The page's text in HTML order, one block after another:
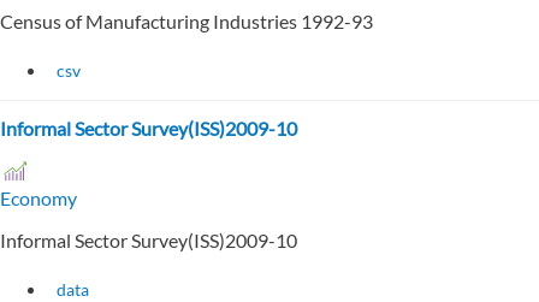
Census of Manufacturing Industries 1992-93
csv
Informal Sector Survey(ISS)2009-10
Economy
Informal Sector Survey(ISS)2009-10
data